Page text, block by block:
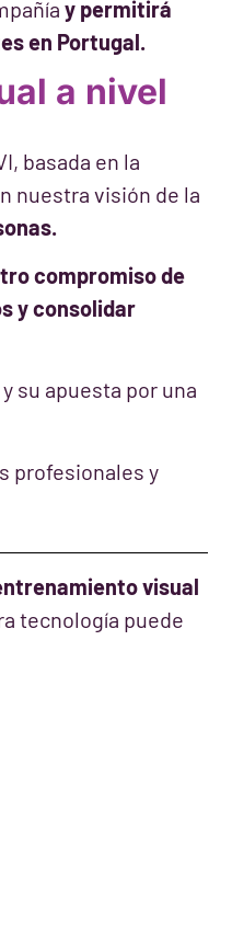
y permitirá
en Portugal.
a nivel
basada en la
nuestra visión de la
compromiso de
y consolidar
su apuesta por una
profesionales y
visual
tecnología puede